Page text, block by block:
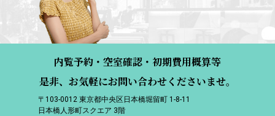
内覧予約・空室確認・初期費用概算等
是非、お気軽にお問い合わせくださいませ。
〒103-0012 東京都中央区日本橋堀留町 1-8-11
日本橋人形町スクエア 3階